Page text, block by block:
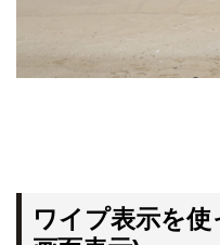
ワイプ表示を